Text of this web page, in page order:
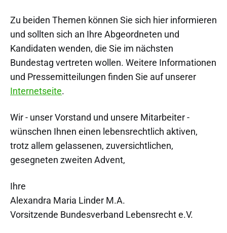
Zu beiden Themen können Sie sich hier informieren
und sollten sich an Ihre Abgeordneten und
Kandidaten wenden, die Sie im nächsten
Bundestag vertreten wollen. Weitere Informationen
und Pressemitteilungen finden Sie auf unserer
Internetseite.
Wir - unser Vorstand und unsere Mitarbeiter -
wünschen Ihnen einen lebensrechtlich aktiven,
trotz allem gelassenen, zuversichtlichen,
gesegneten zweiten Advent,
Ihre
Alexandra Maria Linder M.A.
Vorsitzende Bundesverband Lebensrecht e.V.